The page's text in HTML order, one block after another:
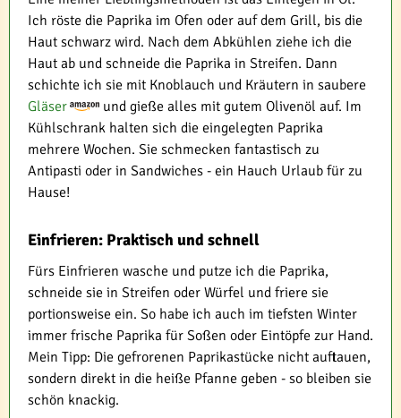
Ich röste die Paprika im Ofen oder auf dem Grill, bis die
Haut schwarz wird. Nach dem Abkühlen ziehe ich die
Haut ab und schneide die Paprika in Streifen. Dann
schichte ich sie mit Knoblauch und Kräutern in saubere
Gläser
und gieße alles mit gutem Olivenöl auf. Im
Kühlschrank halten sich die eingelegten Paprika
mehrere Wochen. Sie schmecken fantastisch zu
Antipasti oder in Sandwiches - ein Hauch Urlaub für zu
Hause!
Einfrieren: Praktisch und schnell
Fürs Einfrieren wasche und putze ich die Paprika,
schneide sie in Streifen oder Würfel und friere sie
portionsweise ein. So habe ich auch im tiefsten Winter
immer frische Paprika für Soßen oder Eintöpfe zur Hand.
Mein Tipp: Die gefrorenen Paprikastücke nicht auftauen,
sondern direkt in die heiße Pfanne geben - so bleiben sie
schön knackig.